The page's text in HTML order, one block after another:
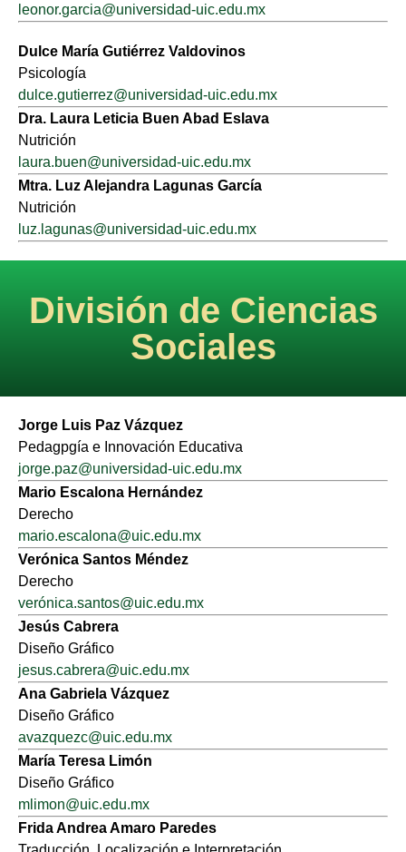
leonor.garcia@universidad-uic.edu.mx
Dulce María Gutiérrez Valdovinos
Psicología
dulce.gutierrez@universidad-uic.edu.mx
Dra. Laura Leticia Buen Abad Eslava
Nutrición
laura.buen@universidad-uic.edu.mx
Mtra. Luz Alejandra Lagunas García
Nutrición
luz.lagunas@universidad-uic.edu.mx
División de Ciencias
Sociales
Jorge Luis Paz Vázquez
Pedagpgía e Innovación Educativa
jorge.paz@universidad-uic.edu.mx
Mario Escalona Hernández
Derecho
mario.escalona@uic.edu.mx
Verónica Santos Méndez
Derecho
verónica.santos@uic.edu.mx
Jesús Cabrera
Diseño Gráfico
jesus.cabrera@uic.edu.mx
Ana Gabriela Vázquez
Diseño Gráfico
avazquezc@uic.edu.mx
María Teresa Limón
Diseño Gráfico
mlimon@uic.edu.mx
Frida Andrea Amaro Paredes